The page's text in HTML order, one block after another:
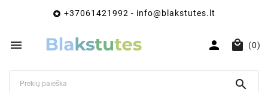
 +37061421992 - info@blakstutes.lt
   (0)
